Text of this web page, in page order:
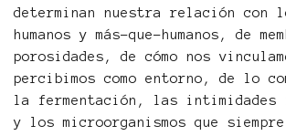
determinan nuestra relación con
humanos y más-que-humanos, de
porosidades, de cómo nos
percibimos como entorno, de lo
la fermentación, las intimidades
y los microorganismos que